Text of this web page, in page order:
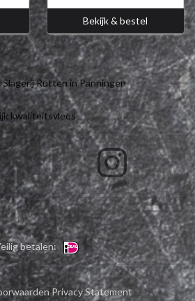
Bekijk & bestel
Slagerij Rutten in Panningen
kwaliteitsvlees
betalen:
Privacy Statement